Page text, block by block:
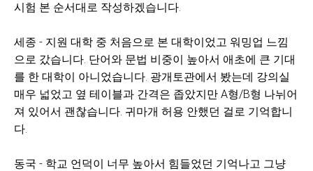
시험 본 순서대로 작성하겠습니다.
세종 - 지원 대학 중 처음으로 본 대학이었고 워밍업 느낌
으로 갔습니다. 단어와 문법 비중이 높아서 애초에 큰 기대
를 한 대학이 아니었습니다. 광개토관에서 봤는데 강의실
매우 넓었고 옆 테이블과 간격은 좁았지만 A형/B형 나뉘어
져 있어서 괜찮습니다. 귀마개 허용 안했던 걸로 기억합니
다.
동국 - 학교 언덕이 너무 높아서 힘들었던 기억나고 그냥